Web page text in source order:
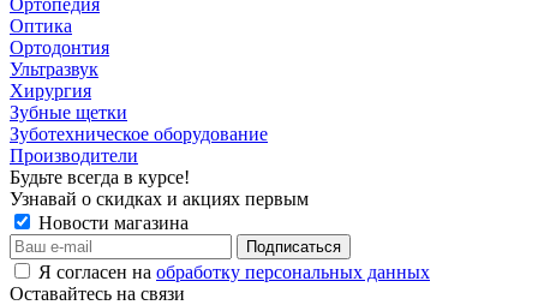
Оптика
Ортодонтия
Ультразвук
Хирургия
Зубные щетки
Зуботехническое оборудование
Производители
Будьте всегда в курсе!
Узнавай о скидках и акциях первым
Новости магазина
Я согласен на обработку персональных данных
Оставайтесь на связи